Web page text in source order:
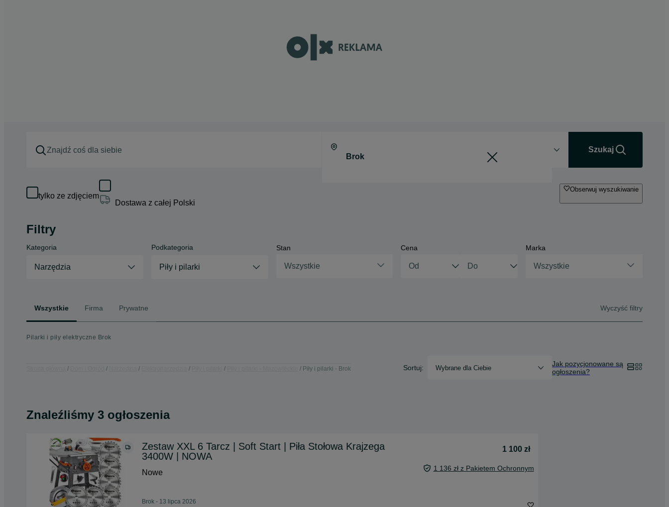
Szukaj
tylko ze zdjęciem
Dostawa z całej Polski
Obserwuj wyszukiwanie
Filtry
Kategoria
Narzędzia
Podkategoria
Piły i pilarki
Stan
Wszystkie
Cena Marka
Wszystkie
Wszystkie Firma Prywatne Wyczyść filtry
Pilarki i piły elektryczne Brok
Piły i pilarki - Brok Sortuj: Wybrane dla Ciebie
Jak pozycjonowane są
ogłoszenia?
Znaleźliśmy 3 ogłoszenia
Zestaw XXL 6 Tarcz | Soft Start | Piła Stołowa Krajzega
3400W | NOWA
1 100 zł
Nowe 1 136 zł z Pakietem Ochronnym
Brok - 13 lipca 2026